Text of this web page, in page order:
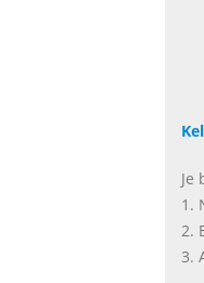
Je
1.
2.
3.